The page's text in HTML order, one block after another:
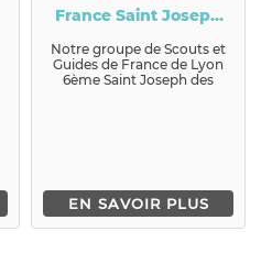
France Saint Joseph
des Brotteaux Lyon
6ème
Notre groupe de Scouts et
Guides de France de Lyon
6ème Saint Joseph des
EN SAVOIR PLUS